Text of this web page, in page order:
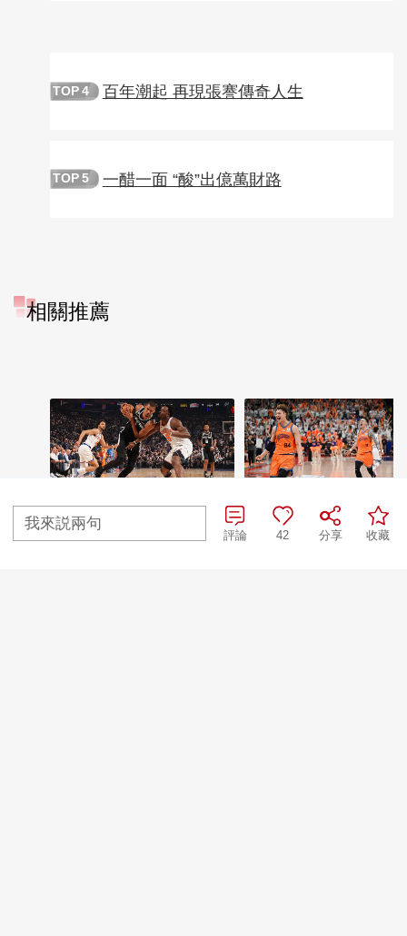
TOP 4 百年潮起 再現張謇傳奇人生
TOP 5 一醋一面 “酸”出億萬財路
相關推薦
[NBA]文班亚马效率提
升 马刺客场扳回一城
[CBA]古德温三分绝
上海斩获总决赛两连
我來説兩句
收藏
分享
42
評論